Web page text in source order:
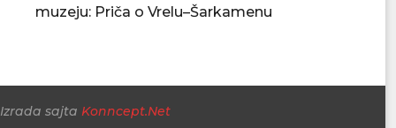
muzeju: Priča o Vrelu–Šarkamenu
Izrada sajta Konncept.Net